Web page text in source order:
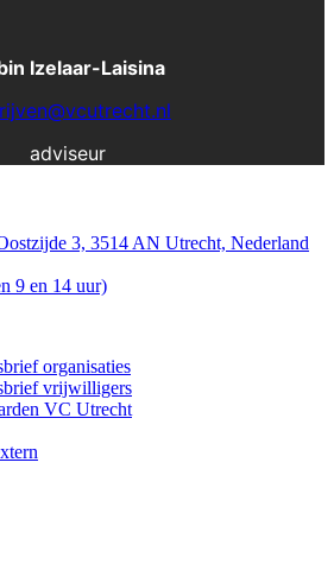
Izelaar-Laisina
3, 3514 AN Utrecht, Nederland
9 en 14 uur)
organisaties
vrijwilligers
VC Utrecht